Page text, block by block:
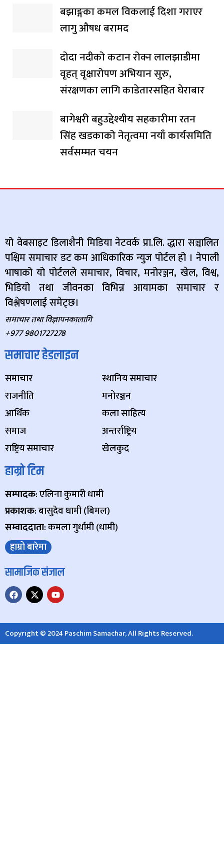
बझाङ्गका कमल विकलाई दिशा गराएर
लागु औषध बरामद
दोदा नदीको कटान रोक्न लालझाडीमा
वृहत् वृक्षारोपण अभियान सुरु,
संरक्षणका लागि काडेतारसहित घेराबार
बागेश्वरी बहुउद्देश्यीय सहकारीमा रतन
सिंह खडकाको नेतृत्वमा नयाँ कार्यसमिति
सर्वसम्मत चयन
यो वेबसाइट डिलाशैनी मिडिया नेटवर्क प्रा.लि. द्धारा सञ्चालित
पश्चिम समाचार डट कम आधिकारिक न्युज पोर्टल हो । नेपाली
भाषाको यो पोर्टलले समाचार, विचार, मनोरञ्जन, खेल, विश्व,
भिडियो तथा जीवनका विभिन्न आयामका समाचार र
विश्लेषणलाई समेट्छ।
समाचार तथा विज्ञापनकालागि
+977 9801727278
समाचार हेडलाइन
समाचार
राजनीति
आर्थिक
समाज
राष्ट्रिय समाचार
स्थानिय समाचार
मनोरञ्जन
कला साहित्य
अन्तर्राष्ट्रिय
खेलकुद
हाम्रो टिम
सम्पादक: एलिना कुमारी धामी
प्रकाशक: बासुदेव धामी (बिमल)
सम्वाददाता: कमला गुर्धामी (धामी)
हाम्रो बारेमा
सामाजिक संजाल
Copyright © 2024 Paschim Samachar, All Rights Reserved.